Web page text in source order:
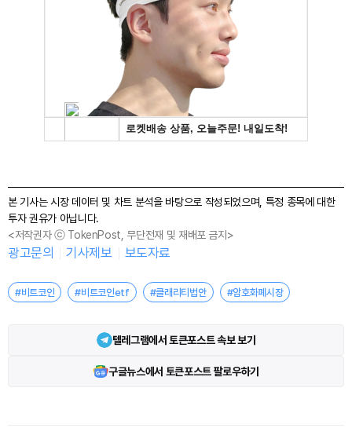
본 기사는 시장 데이터 및 차트 분석을 바탕으로 작성되었으며, 특정 종목에 대한
투자 권유가 아닙니다.
<저작권자 ⓒ TokenPost, 무단전재 및 재배포 금지>
광고문의 기사제보 보도자료
#비트코인 #비트코인etf #클래리티법안 #암호화폐시장
텔레그램에서 토큰포스트 속보 보기
구글뉴스에서 토큰포스트 팔로우하기